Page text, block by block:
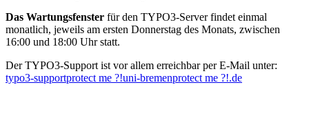
Das Wartungsfenster für den TYPO3-Server findet einmal
monatlich, jeweils am ersten Donnerstag des Monats, zwischen
16:00 und 18:00 Uhr statt.
Der TYPO3-Support ist vor allem erreichbar per E-Mail unter:
typo3-supportprotect me ?!uni-bremenprotect me ?!.de